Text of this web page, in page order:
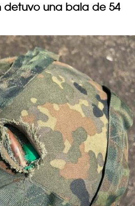
detuvo una bala de 54